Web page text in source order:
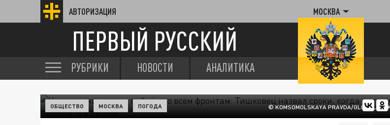
АВТОРИЗАЦИЯ МОСКВА
ПЕРВЫЙ РУССКИЙ
РУБРИКИ НОВОСТИ АНАЛИТИКА
© KOMSOMOLSKAYA PRAVDA/
ОБЩЕСТВО МОСКВА ПОГОДА